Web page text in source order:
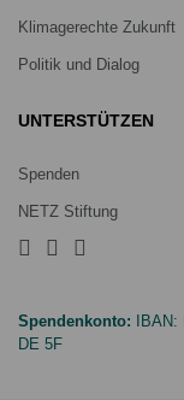
Klimagerechte Zukunft
Politik und Dialog
UNTERSTÜTZEN
Spenden
NETZ Stiftung
Spendenkonto: IBAN:
DE 5F